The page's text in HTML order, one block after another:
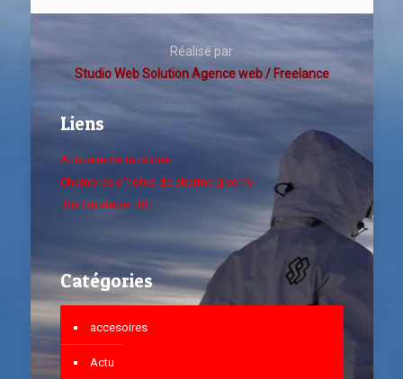
Réalisé par
Studio Web Solution Agence web / Freelance
Liens
Annuaire de musique
Chambres d'hotes de charme giverny
RnB mixtape FREE
Catégories
accesoires
Actu